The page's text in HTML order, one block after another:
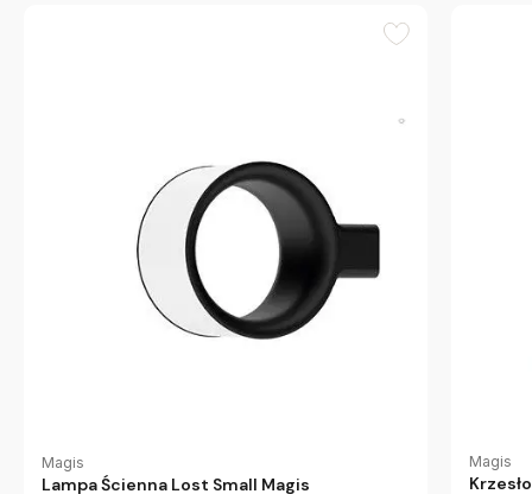
Magis
Lampa Ścienna Lost Small Magis
Magis